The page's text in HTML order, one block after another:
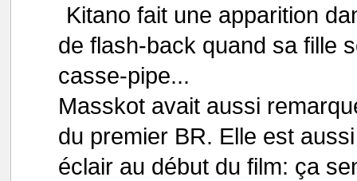
Kitano fait une apparition
de flash-back quand sa fille
casse-pipe...
Masskot avait aussi
du premier BR. Elle est
éclair au début du film: ça